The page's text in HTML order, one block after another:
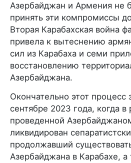
Азербайджан и Армения не
принять эти компромиссы
Вторая Карабахская война
привела к вытеснению
сил из Карабаха и семи
восстановлению
Азербайджана.
Окончательно этот
сентябре 2023 года, когда в
проведенной
ликвидирован
продолжавший
Азербайджана в Карабахе,